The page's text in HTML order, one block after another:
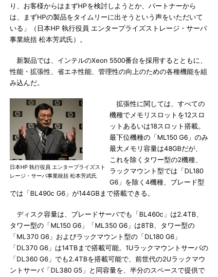
り、お客様からはまずHPを検討しようとか、パートナーから
は、まずHPの製品をタイムリーに出そうという声をいただいて
いる」（日本HP 執行役員 エンタープライズストレージ・サーバ
事業統括 松本芳武氏）。
新製品では、インテルのXeon 5500番台を採用するとともに、
性能・拡張性、省エネ性能、管理性の向上のための各種機能を組
み込んだ。
日本HP 執行役員 エンタープライズスト
レージ・サーバ事業統括 松本芳武氏
拡張性に関しては、すべての
機種でメモリスロットを12スロ
ットあるいは18スロット搭載。
最下位機種の「ML150 G6」のみ
最大メモリ容量は48GBだが、
これを除くタワー型の2機種、
ラックマウント型では「DL180
G6」を除く4機種、ブレード型
では「BL490c G6」が144GBまで搭載できる。
ディスク容量は、ブレードサーバでも「BL460c」は2.4TB、
タワー型の「ML150 G6」「ML350 G6」は8TB、タワー型の
「ML370 G6」およびラックマウント型の「DL180 G6」
「DL370 G6」は14TBまで搭載可能。1Uラックマウントサーバの
「DL360 G6」でも2.4TBを搭載可能で、前世代の2Uラックマウ
ントサーバ「DL380 G5」と同容量を、半分のスペースで提供で